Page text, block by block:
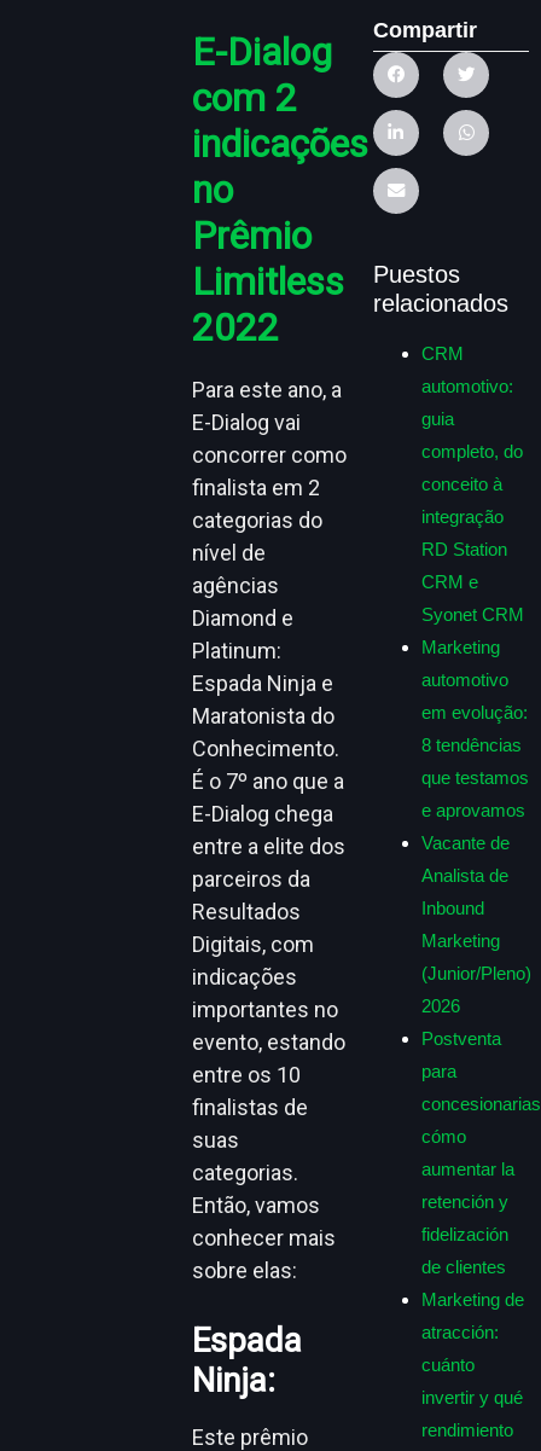
E-Dialog
com 2
indicações
no
Prêmio
Limitless
2022
Para este ano, a
E-Dialog vai
concorrer como
finalista em 2
categorias do
nível de
agências
Diamond e
Platinum:
Espada Ninja e
Maratonista do
Conhecimento.
É o 7º ano que a
E-Dialog chega
entre a elite dos
parceiros da
Resultados
Digitais, com
indicações
importantes no
evento, estando
entre os 10
finalistas de
suas
categorias.
Então, vamos
conhecer mais
sobre elas:
Espada
Ninja:
Este prêmio
Compartir
Puestos
relacionados
CRM
automotivo:
guia
completo, do
conceito à
integração
RD Station
CRM e
Syonet CRM
Marketing
automotivo
em evolução:
8 tendências
que testamos
e aprovamos
Vacante de
Analista de
Inbound
Marketing
(Junior/Pleno)
2026
Postventa
para
cómo
aumentar la
retención y
fidelización
de clientes
Marketing de
atracción:
cuánto
invertir y qué
rendimiento